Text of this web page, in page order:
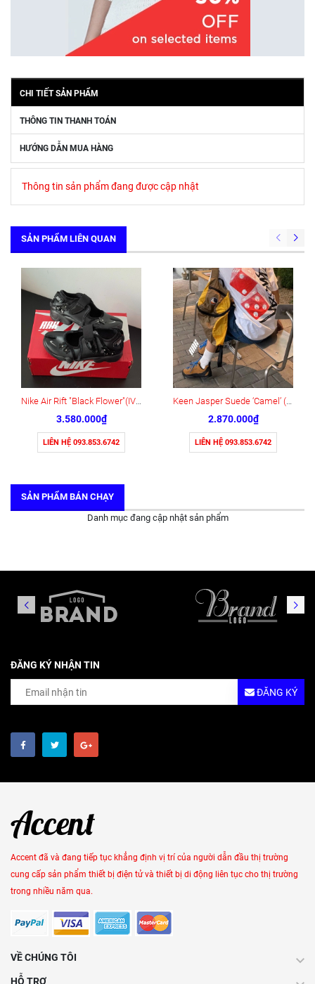
CHI TIẾT SẢN PHẨM
THÔNG TIN THANH TOÁN
HƯỚNG DẪN MUA HÀNG
Thông tin sản phẩm đang được cập nhật
SẢN PHẨM LIÊN QUAN
Nike Air Rift "Black Flower"(IV5682-001)
3.580.000₫
LIÊN HỆ 093.853.6742
Keen Jasper Suede ‘Camel’ (1004337)
2.870.000₫
LIÊN HỆ 093.853.6742
SẢN PHẨM BÁN CHẠY
Danh mục đang cập nhật sản phẩm
ĐĂNG KÝ NHẬN TIN
ĐĂNG KÝ
Accent đã và đang tiếp tục khẳng định vị trí của người dẫn đầu thị trường
cung cấp sản phẩm thiết bị điện tử và thiết bị di động liên tục cho thị trường
trong nhiều năm qua.
VỀ CHÚNG TÔI
HỖ TRỢ